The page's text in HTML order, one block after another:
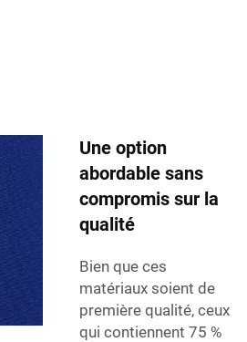
Une option
abordable sans
compromis sur la
qualité
Bien que ces
matériaux soient de
première qualité, ceux
qui contiennent 75 %